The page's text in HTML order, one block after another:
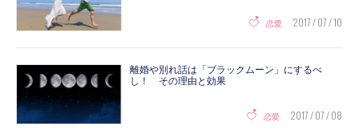
恋愛 2017 / 07 / 10
離婚や別れ話は「ブラックムーン」にするべ
し！ その理由と効果
恋愛 2017 / 07 / 08